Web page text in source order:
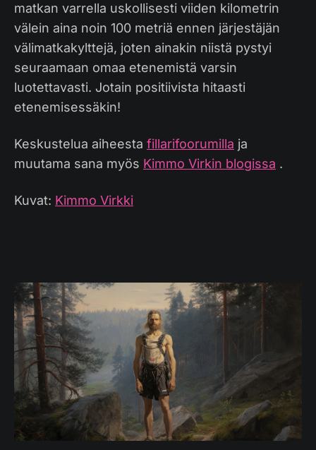
matkan varrella uskollisesti viiden kilometrin
välein aina noin 100 metriä ennen järjestäjän
välimatkakylttejä, joten ainakin niistä pystyi
seuraamaan omaa etenemistä varsin
luotettavasti. Jotain positiivista hitaasti
etenemisessäkin!
Keskustelua aiheesta fillarifoorumilla ja
muutama sana myös Kimmo Virkin blogissa .
Kuvat: Kimmo Virkki